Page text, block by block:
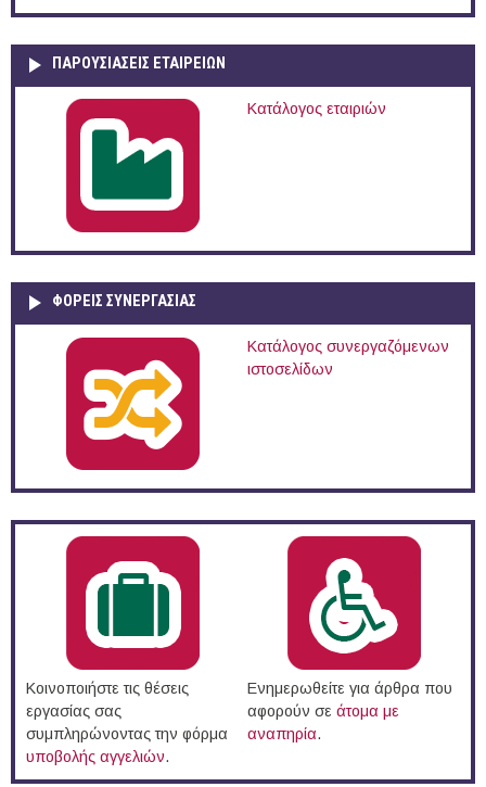
ΠΑΡΟΥΣΙΆΣΕΙΣ ΕΤΑΙΡΕΙΏΝ
Κατάλογος εταιριών
ΦΟΡΕΙΣ ΣΥΝΕΡΓΑΣΙΑΣ
Κατάλογος συνεργαζόμενων
ιστοσελίδων
Κοινοποιήστε τις θέσεις
εργασίας σας
συμπληρώνοντας την φόρμα
υποβολής αγγελιών.
Ενημερωθείτε για άρθρα που
αφορούν σε άτομα με
αναπηρία.